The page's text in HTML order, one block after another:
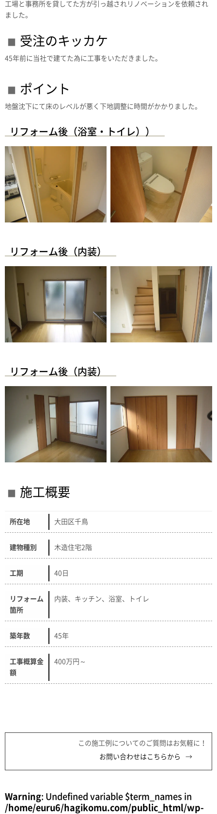
工場と事務所を貸してた方が引っ越されリノベーションを依頼され
ました。
受注のキッカケ
45年前に当社で建てた為に工事をいただきました。
ポイント
地盤沈下にて床のレベルが悪く下地調整に時間がかかりました。
リフォーム後（浴室・トイレ））
リフォーム後（内装）
リフォーム後（内装）
施工概要
所在地 大田区千鳥
建物種別 木造住宅2階
工期 40日
リフォーム
箇所
内装、キッチン、浴室、トイレ
築年数 45年
工事概算金
額
400万円～
この施工例についてのご質問はお気軽に！
お問い合わせはこちらから
Warning: Undefined variable $term_names in
/home/euru6/hagikomu.com/public_html/wp-